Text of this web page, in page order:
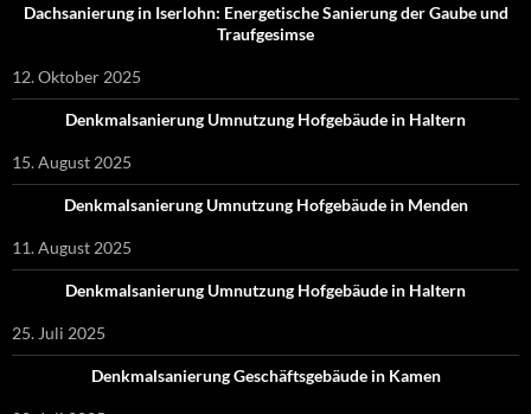
Dachsanierung in Iserlohn: Energetische Sanierung der Gaube und
Traufgesimse
12. Oktober 2025
Denkmalsanierung Umnutzung Hofgebäude in Haltern
15. August 2025
Denkmalsanierung Umnutzung Hofgebäude in Menden
11. August 2025
Denkmalsanierung Umnutzung Hofgebäude in Haltern
25. Juli 2025
Denkmalsanierung Geschäftsgebäude in Kamen